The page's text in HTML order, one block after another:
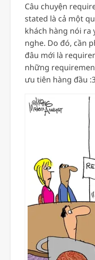
Câu chuyện
stated là cả một
khách hàng nói ra
nghe. Do đó, cần
đâu mới là
những
ưu tiên hàng đầu